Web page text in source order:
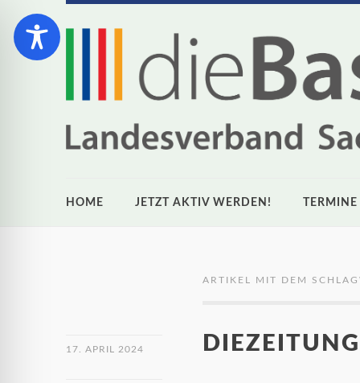
HOME JETZT AKTIV WERDEN! TERMINE
ARTIKEL MIT DEM
17. APRIL 2024